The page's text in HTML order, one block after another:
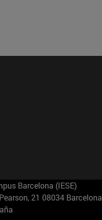
Barcelona (IESE)
21 08034 Barcelona